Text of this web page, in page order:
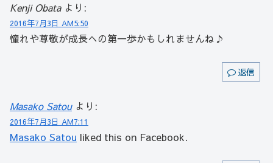
Kenji Obata より:
2016年7月3日 AM5:50
憧れや尊敬が成長への第一歩かもしれませんね♪
返信
Masako Satou より:
2016年7月3日 AM7:11
Masako Satou liked this on Facebook.